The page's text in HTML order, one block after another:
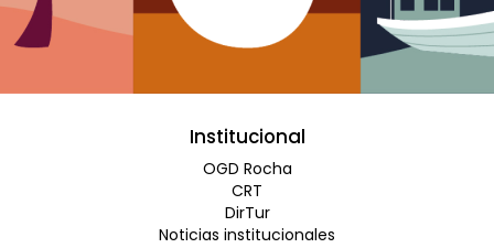
Institucional
OGD Rocha
CRT
DirTur
Noticias institucionales